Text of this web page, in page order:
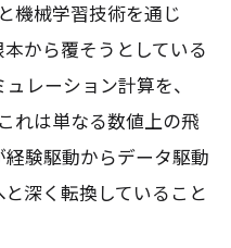
機械学習技術を通じ
から覆そうとしている
レーション計算を、
れは単なる数値上の飛
験駆動からデータ駆動
深く転換していること